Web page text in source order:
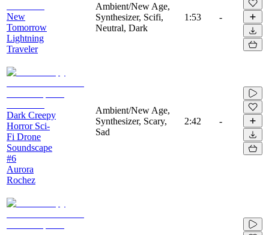
New
Tomorrow
Lightning
Traveler
Ambient/New Age,
Synthesizer, Scifi,
Neutral, Dark
1:53 -
Dark Creepy
Horror Sci-
Fi Drone
Soundscape
#6
Aurora
Rochez
Ambient/New Age,
Synthesizer, Scary,
Sad
2:42 -